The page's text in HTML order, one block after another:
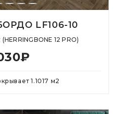
LF106-10
12 PRO)
₽
1.1017 м2